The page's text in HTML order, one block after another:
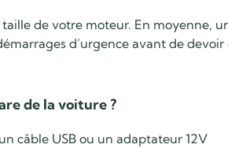
de votre moteur. En moyenne,
d’urgence avant de devoir
de la voiture ?
câble USB ou un adaptateur 12V